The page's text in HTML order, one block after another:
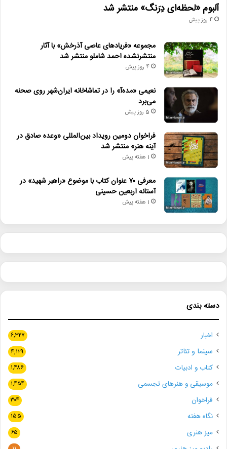
آلبوم «لحظه‌ای دِرَنگ» منتشر شد
4 روز پیش
مجموعه «فریادهای عاصی آذرخش» با آثار
منتشرنشده احمد شاملو منتشر شد
4 روز پیش
نعیمی «مده‌آ» را در تماشاخانه ایران‌شهر روی صحنه
می‌برد
5 روز پیش
فراخوان دومین رویداد بین‌المللی «وعده صادق در
آینه هنر» منتشر شد
1 هفته پیش
معرفی ۷۰ عنوان کتاب با موضوع «راهبر شهید» در
آستانه اربعین حسینی
1 هفته پیش
دسته بندی
اخبار ۶,۳۲۷
سینما و تئاتر ۴,۱۲۹
کتاب و ادبیات ۱,۴۸۶
موسیقی و هنرهای تجسمی ۱,۴۵۴
فراخوان ۳۰۴
نگاه هفته ۱۵۵
میز هنری ۶۵